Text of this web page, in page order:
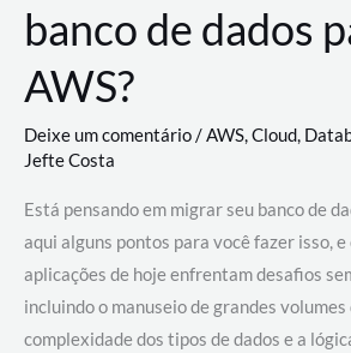
banco de dados
AWS?
Deixe um comentário/AWS,Cloud,
Jefte Costa
Está pensando em migrar seu banco de
aqui alguns pontos para você fazer isso, e
aplicações de hoje enfrentam desafios
incluindo o manuseio de grandes volumes
complexidade dos tipos de dados e a